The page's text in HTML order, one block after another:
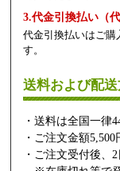
3.代金引換払い（
代金引換払いはご購
す。
送料および配
・送料は全国一律
・ご注文金額
・ご注文受付後、